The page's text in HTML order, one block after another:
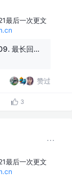
最后一次更文
[路飞]_前端算法第十六弹-409. 最长回文串
赞过
3
最后一次更文